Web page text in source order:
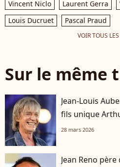
Vincent Niclo
Laurent Gerra
Louis Ducruet
Pascal Praud
VOIR TOUS LES
Sur le même
Jean-Louis
fils unique
28 mars 2026
Jean Reno